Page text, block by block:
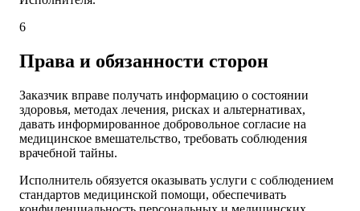
6
Права и обязанности сторон
Заказчик вправе получать информацию о состоянии
здоровья, методах лечения, рисках и альтернативах,
давать информированное добровольное согласие на
медицинское вмешательство, требовать соблюдения
врачебной тайны.
Исполнитель обязуется оказывать услуги с соблюдением
стандартов медицинской помощи, обеспечивать